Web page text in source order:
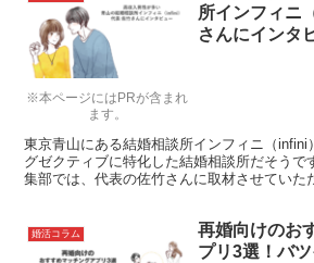
※本ページにはPRが含まれ
ます。
所インフィニ
さんにインタ
東京青山にある結婚相談所インフィニ（infini
グゼクティブに特化した結婚相談所だそうで
集部では、代表の佐竹さんに取材させていた
婚活コラム
再婚向けのお
プリ3選！バ